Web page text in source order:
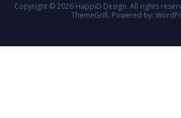
Copyright © 2026 HappiD Design. All rights
ThemeGrill. Powered by: